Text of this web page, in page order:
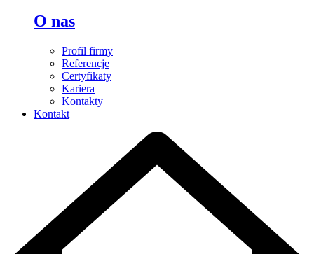
O nas
Profil firmy
Referencje
Certyfikaty
Kariera
Kontakty
Kontakt